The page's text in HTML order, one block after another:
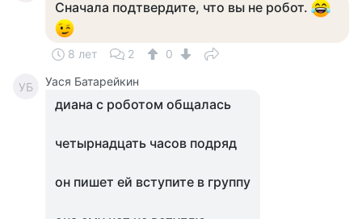
Сначала подтвердите, что вы не робот.
8 лет 2 0
УБ Уася Батарейкин
диана с роботом общалась
четырнадцать часов подряд
он пишет ей вступите в группу